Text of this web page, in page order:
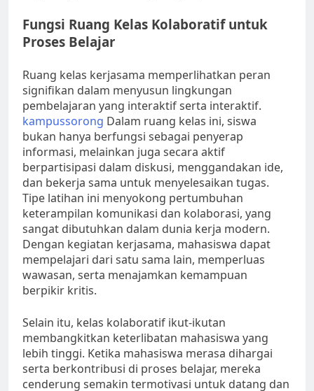
Fungsi Ruang Kelas Kolaboratif untuk
Proses Belajar
Ruang kelas kerjasama memperlihatkan peran
signifikan dalam menyusun lingkungan
pembelajaran yang interaktif serta interaktif.
kampussorong Dalam ruang kelas ini, siswa
bukan hanya berfungsi sebagai penyerap
informasi, melainkan juga secara aktif
berpartisipasi dalam diskusi, menggandakan ide,
dan bekerja sama untuk menyelesaikan tugas.
Tipe latihan ini menyokong pertumbuhan
keterampilan komunikasi dan kolaborasi, yang
sangat dibutuhkan dalam dunia kerja modern.
Dengan kegiatan kerjasama, mahasiswa dapat
mempelajari dari satu sama lain, memperluas
wawasan, serta menajamkan kemampuan
berpikir kritis.
Selain itu, kelas kolaboratif ikut-ikutan
membangkitkan keterlibatan mahasiswa yang
lebih tinggi. Ketika mahasiswa merasa dihargai
serta berkontribusi di proses belajar, mereka
cenderung semakin termotivasi untuk datang dan